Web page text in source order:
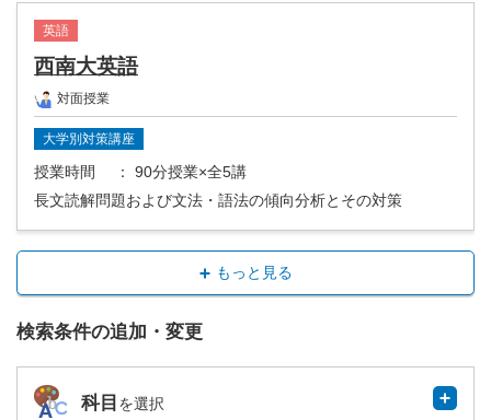
英語
西南大英語
対面授業
大学別対策講座
授業時間
： 90分授業×全5講
長文読解問題および文法・語法の傾向分析とその対策
もっと見る
検索条件の追加・変更
科目 を選択